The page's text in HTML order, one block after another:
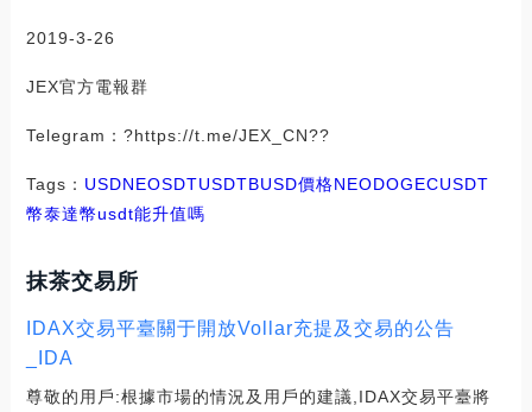
2019-3-26
JEX官方電報群
Telegram：?https://t.me/JEX_CN??
Tags： USDNEOSDTUSDTBUSD價格NEODOGECUSDT
幣泰達幣usdt能升值嗎
抹茶交易所
IDAX交易平臺關于開放Vollar充提及交易的公告
_IDA
尊敬的用戶:根據市場的情況及用戶的建議,IDAX交易平臺將